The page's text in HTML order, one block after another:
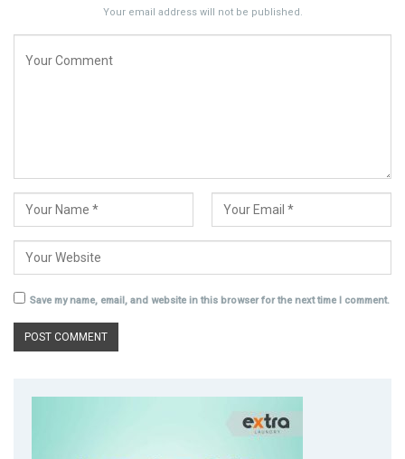
Your email address will not be published.
Save my name, email, and website in this browser for the next time I comment.